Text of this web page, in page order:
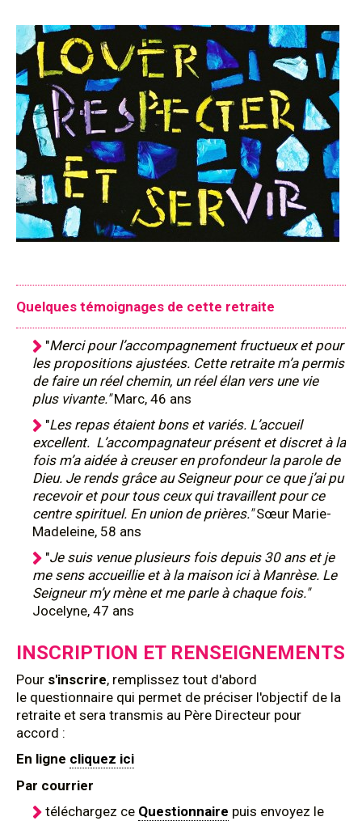
Quelques témoignages de cette retraite
"Merci pour l’accompagnement fructueux et pour
les propositions ajustées. Cette retraite m’a permis
de faire un réel chemin, un réel élan vers une vie
plus vivante."Marc, 46 ans
"Les repas étaient bons et variés. L’accueil
excellent. L’accompagnateur présent et discret à la
fois m’a aidée à creuser en profondeur la parole de
Dieu. Je rends grâce au Seigneur pour ce que j’ai pu
recevoir et pour tous ceux qui travaillent pour ce
centre spirituel. En union de prières."Sœur Marie-
Madeleine, 58 ans
"Je suis venue plusieurs fois depuis 30 ans et je
me sens accueillie et à la maison ici à Manrèse. Le
Seigneur m’y mène et me parle à chaque fois."
Jocelyne, 47 ans
INSCRIPTION ET RENSEIGNEMENTS
Pour s'inscrire, remplissez tout d'abord
le questionnaire qui permet de préciser l'objectif de la
retraite et sera transmis au Père Directeur pour
accord :
En ligne cliquez ici
Par courrier
téléchargez ce Questionnaire puis envoyez le